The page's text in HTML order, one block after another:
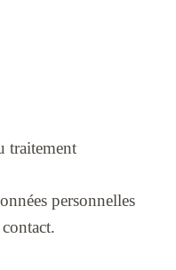
traitement
personnelles